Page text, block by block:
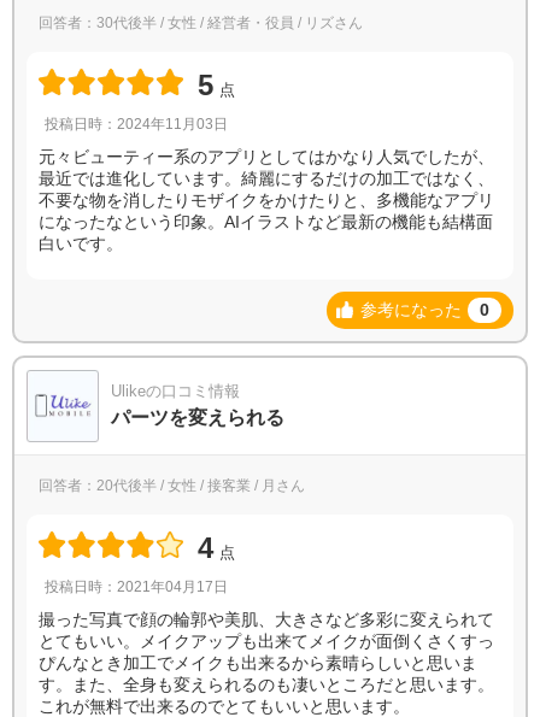
回答者：30代後半 / 女性 / 経営者・役員 / リズさん
5 点
投稿日時：2024年11月03日
元々ビューティー系のアプリとしてはかなり人気でしたが、
最近では進化しています。綺麗にするだけの加工ではなく、
不要な物を消したりモザイクをかけたりと、多機能なアプリ
になったなという印象。AIイラストなど最新の機能も結構面
白いです。
参考になった 0
Ulikeの口コミ情報
パーツを変えられる
回答者：20代後半 / 女性 / 接客業 / 月さん
4 点
投稿日時：2021年04月17日
撮った写真で顔の輪郭や美肌、大きさなど多彩に変えられて
とてもいい。メイクアップも出来てメイクが面倒くさくすっ
ぴんなとき加工でメイクも出来るから素晴らしいと思いま
す。また、全身も変えられるのも凄いところだと思います。
これが無料で出来るのでとてもいいと思います。